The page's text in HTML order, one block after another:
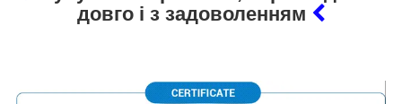
довго і з задоволенням